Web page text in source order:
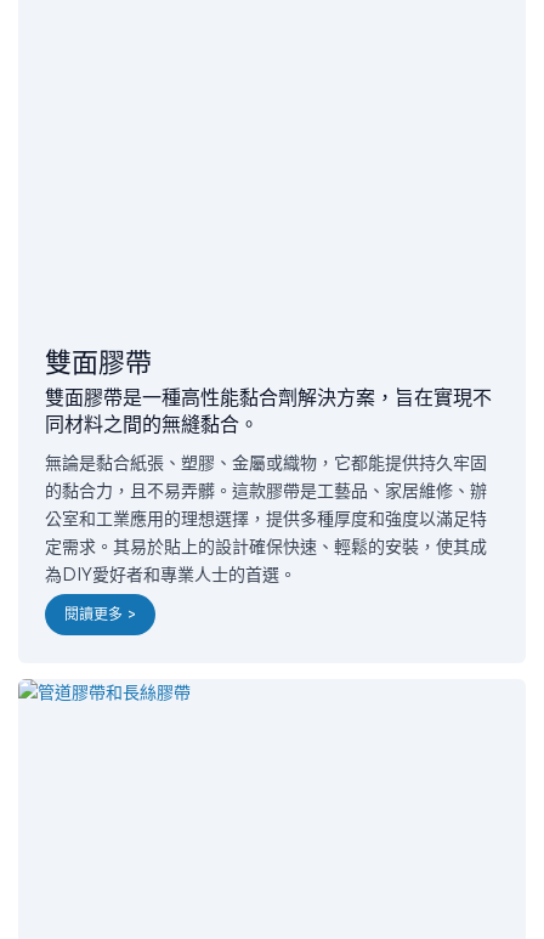
雙面膠帶
雙面膠帶是一種高性能黏合劑解決方案，旨在實現不
同材料之間的無縫黏合。
無論是黏合紙張、塑膠、金屬或織物，它都能提供持久牢固
的黏合力，且不易弄髒。這款膠帶是工藝品、家居維修、辦
公室和工業應用的理想選擇，提供多種厚度和強度以滿足特
定需求。其易於貼上的設計確保快速、輕鬆的安裝，使其成
為DIY愛好者和專業人士的首選。
閱讀更多 >